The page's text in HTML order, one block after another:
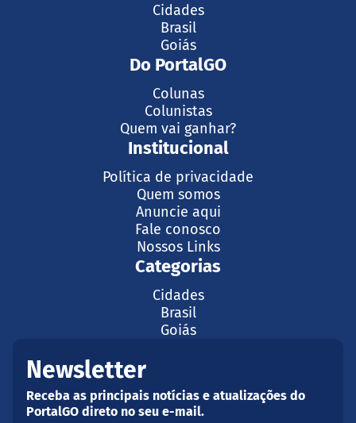
Cidades
Brasil
Goiás
Do PortalGO
Colunas
Colunistas
Quem vai ganhar?
Institucional
Política de privacidade
Quem somos
Anuncie aqui
Fale conosco
Nossos Links
Categorias
Cidades
Brasil
Goiás
Newsletter
Receba as principais notícias e atualizações do
PortalGO direto no seu e-mail.